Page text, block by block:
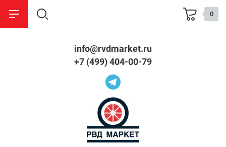
info@rvdmarket.ru
+7 (499) 404-00-79
0